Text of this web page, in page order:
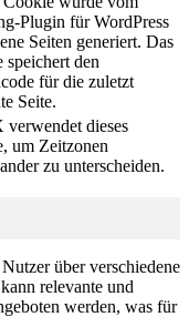
Plugin für WordPress
Seiten generiert. Das
speichert den
für die zuletzt
Seite.
verwendet dieses
um Zeitzonen
zu unterscheiden.
über verschiedene
relevante und
werden, was für